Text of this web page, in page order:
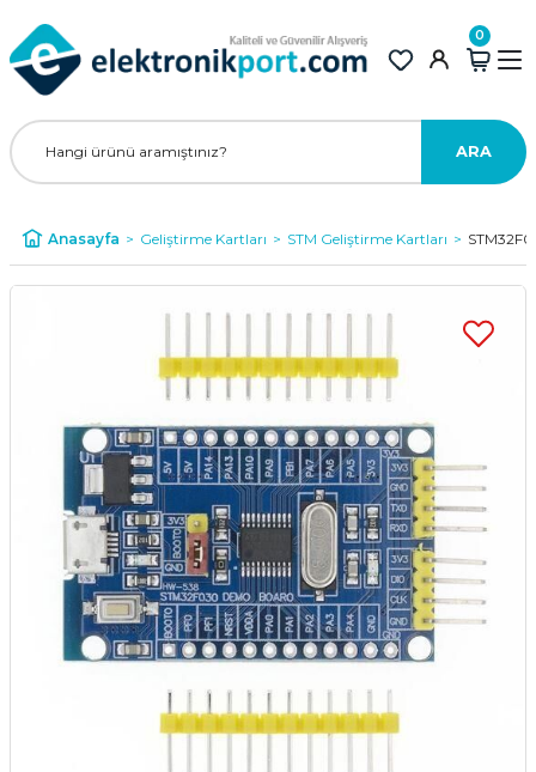
ARA
0
Anasayfa Geliştirme Kartları STM Geliştirme Kartları